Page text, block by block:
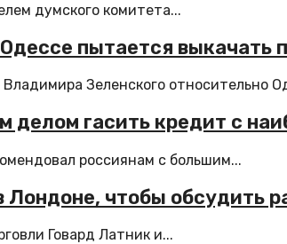
думского комитета...
пытается выкачать
Зеленского относительно
делом гасить кредит с
россиянам с большим...
чтобы обсудить
Говард Латник и...